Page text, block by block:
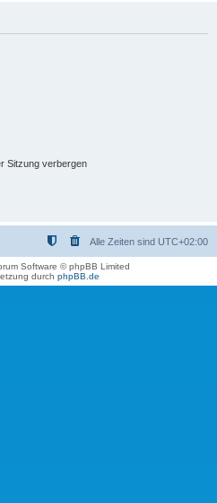
Sitzung verbergen
Alle Zeiten sind UTC+02:00
Software © phpBB Limited
durch phpBB.de